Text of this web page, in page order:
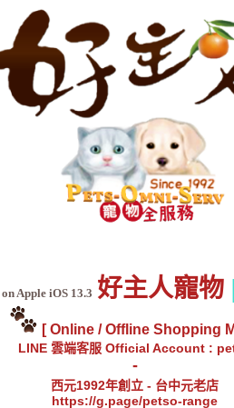
好主人寵物
[ Online / Offline Shopping
LINE 雲端客服 Official Account :
-
西元1992年創立 - 台中元老店
https://g.page/petso-range